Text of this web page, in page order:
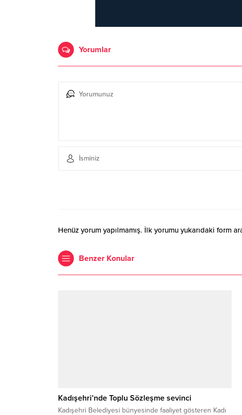
Yorumlar
Henüz yorum yapılmamış. İlk yorumu yukarıdaki form
Benzer Konular
Kadışehri’nde Toplu Sözleşme sevinci
Kadışehri Belediyesi bünyesinde faaliyet gösteren Kadı